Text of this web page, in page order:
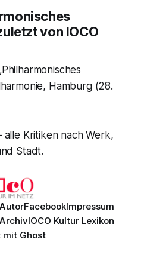
von IOCO
Hamburg (28.
Kritiken nach Werk,
Stadt.
FacebookImpressum
ArchivIOCO Kultur Lexikon
mit Ghost